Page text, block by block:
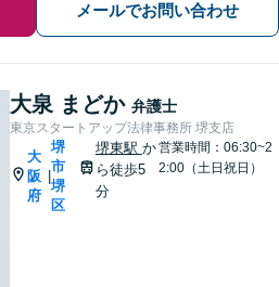
メールでお問い合わせ
大泉 まどか 弁護士
東京スタートアップ法律事務所 堺支店
大
阪
府
堺
市
堺
区
堺東駅 か
ら徒歩5
分
営業時間：06:30~2
2:00（土日祝日）